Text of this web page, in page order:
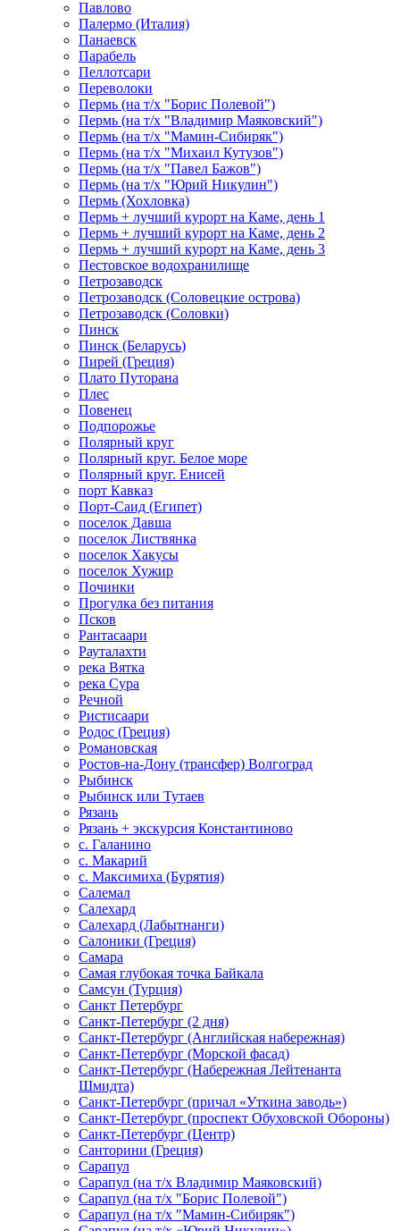
Павлово
Палермо (Италия)
Панаевск
Парабель
Пеллотсари
Переволоки
Пермь (на т/х "Борис Полевой")
Пермь (на т/х "Владимир Маяковский")
Пермь (на т/х "Мамин-Сибиряк")
Пермь (на т/х "Михаил Кутузов")
Пермь (на т/х "Павел Бажов")
Пермь (на т/х "Юрий Никулин")
Пермь (Хохловка)
Пермь + лучший курорт на Каме, день 1
Пермь + лучший курорт на Каме, день 2
Пермь + лучший курорт на Каме, день 3
Пестовское водохранилище
Петрозаводск
Петрозаводск (Соловецкие острова)
Петрозаводск (Соловки)
Пинск
Пинск (Беларусь)
Пирей (Греция)
Плато Путорана
Плес
Повенец
Подпорожье
Полярный круг
Полярный круг. Белое море
Полярный круг. Енисей
порт Кавказ
Порт-Саид (Египет)
поселок Давша
поселок Листвянка
поселок Хакусы
поселок Хужир
Починки
Прогулка без питания
Псков
Рантасаари
Рауталахти
река Вятка
река Сура
Речной
Ристисаари
Родос (Греция)
Романовская
Ростов-на-Дону (трансфер) Волгоград
Рыбинск
Рыбинск или Тутаев
Рязань
Рязань + экскурсия Константиново
с. Галанино
с. Макарий
с. Максимиха (Бурятия)
Салемал
Салехард
Салехард (Лабытнанги)
Салоники (Греция)
Самара
Самая глубокая точка Байкала
Самсун (Турция)
Санкт Петербург
Санкт-Петербург (2 дня)
Санкт-Петербург (Английская набережная)
Санкт-Петербург (Морской фасад)
Санкт-Петербург (Набережная Лейтенанта
Шмидта)
Санкт-Петербург (причал «Уткина заводь»)
Санкт-Петербург (проспект Обуховской Обороны)
Санкт-Петербург (Центр)
Санторини (Греция)
Сарапул
Сарапул (на т/х Владимир Маяковский)
Сарапул (на т/х "Борис Полевой")
Сарапул (на т/х "Мамин-Сибиряк")